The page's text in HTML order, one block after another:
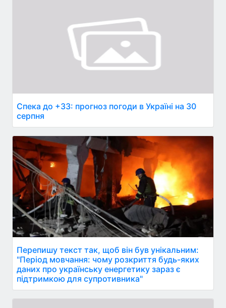
Спека до +33: прогноз погоди в Україні на 30
серпня
Перепишу текст так, щоб він був унікальним:
"Період мовчання: чому розкриття будь-яких
даних про українську енергетику зараз є
підтримкою для супротивника"